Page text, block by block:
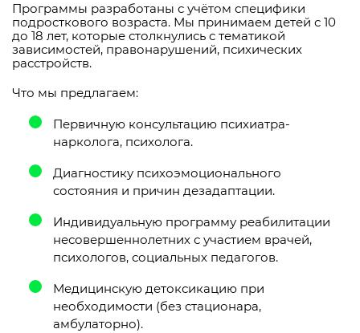
Программы разработаны с учётом специфики
подросткового возраста. Мы принимаем детей с 10
до 18 лет, которые столкнулись с тематикой
зависимостей, правонарушений, психических
расстройств.
Что мы предлагаем:
Первичную консультацию психиатра-
нарколога, психолога.
Диагностику психоэмоционального
состояния и причин дезадаптации.
Индивидуальную программу реабилитации
несовершеннолетних с участием врачей,
психологов, социальных педагогов.
Медицинскую детоксикацию при
необходимости (без стационара,
амбулаторно).